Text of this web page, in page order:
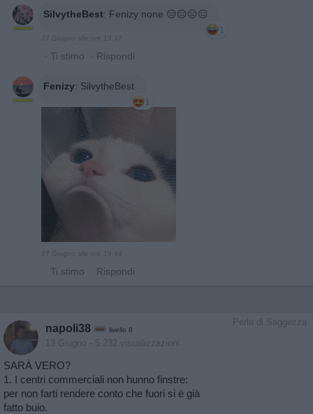
SilvytheBest: Fenizy none 😑😑😑😑
1
27 Giugno alle ore 19:37
· Ti stimo · Rispondi
Fenizy: SilvytheBest
1
27 Giugno alle ore 19:44
· Ti stimo · Rispondi
Perla di Saggezza
napoli38 livello 8
13 Giugno - 5.232 visualizzazioni
SARÀ VERO?
1. I centri commerciali non hunno finstre:
per non farti rendere conto che fuori si è già
fatto buio.